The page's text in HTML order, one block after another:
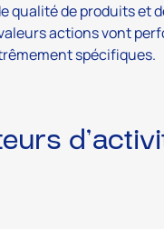
qualité de produits et
actions vont
spécifiques.